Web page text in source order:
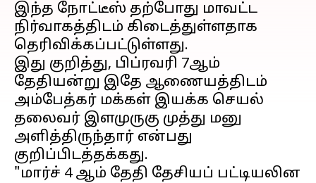
இந்த நோட்டீஸ் தற்போது மாவட்ட
நிர்வாகத்திடம் கிடைத்துள்ளதாக
தெரிவிக்கப்பட்டுள்ளது.
இது குறித்து, பிப்ரவரி 7ஆம்
தேதியன்று இதே ஆணையத்திடம்
அம்பேத்கர் மக்கள் இயக்க செயல்
தலைவர் இளமுருகு முத்து மனு
அளித்திருந்தார் என்பது
குறிப்பிடத்தக்கது.
"மார்ச் 4 ஆம் தேதி தேசியப் பட்டியலின